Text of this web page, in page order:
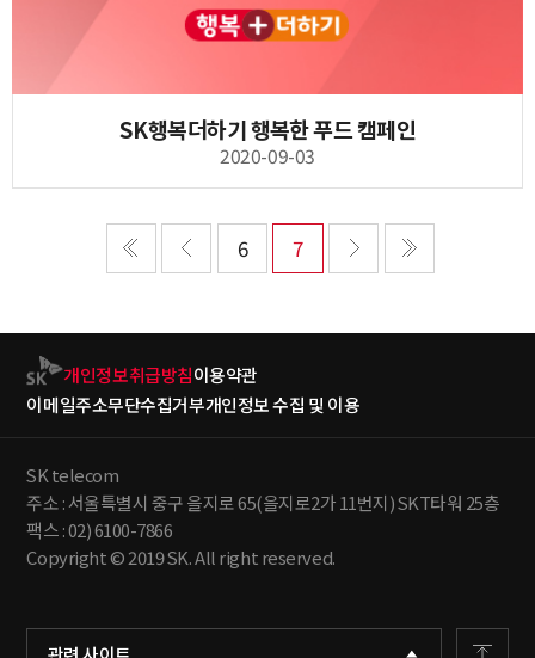
SK행복더하기 행복한 푸드 캠페인
2020-09-03
6 7
개인정보취급방침이용약관
이메일주소무단수집거부개인정보 수집 및 이용
SK telecom
주소 : 서울특별시 중구 을지로 65(을지로2가 11번지) SKT타워 25층
팩스 : 02) 6100-7866
Copyright © 2019 SK. All right reserved.